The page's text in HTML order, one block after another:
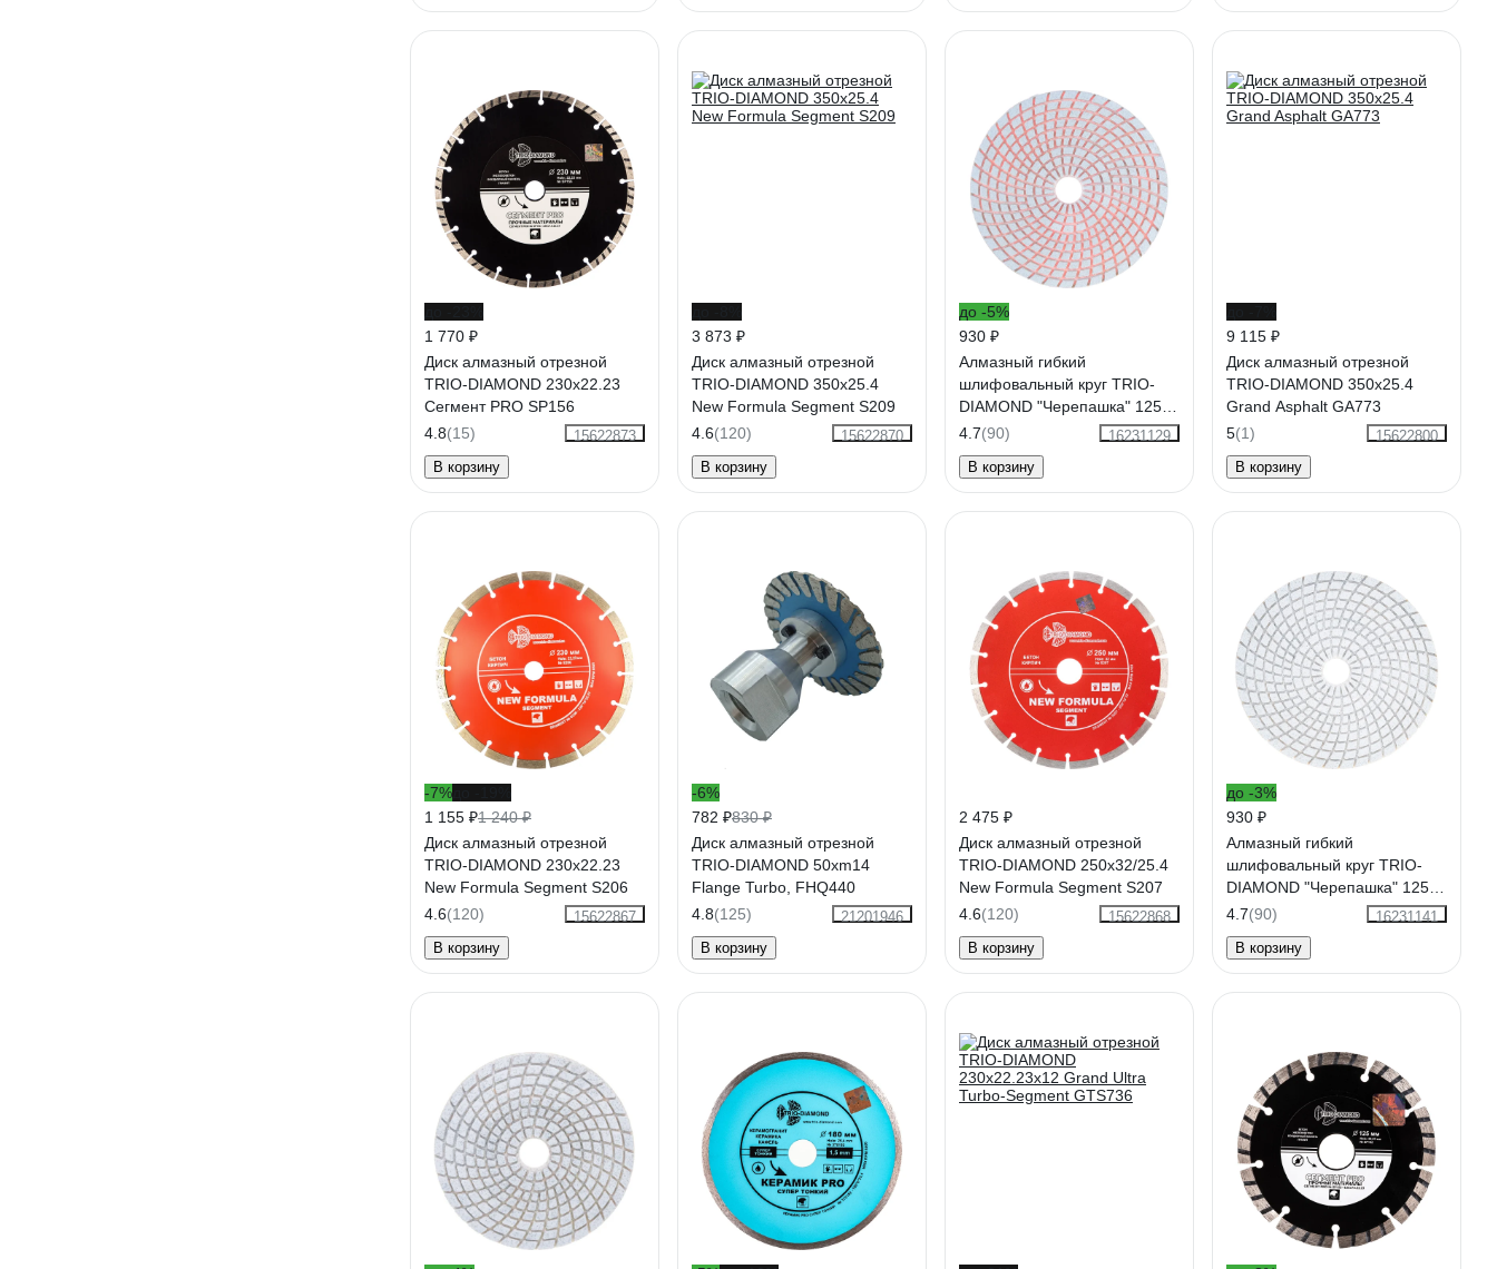
1 770 ₽
Диск алмазный отрезной
TRIO-DIAMOND 230x22.23
Сегмент PRO SP156
4.8(15)
15622873
В корзину
3 873 ₽
Диск алмазный отрезной
TRIO-DIAMOND 350x25.4
New Formula Segment S209
4.6(120)
15622870
В корзину
до -5%
930 ₽
Алмазный гибкий
шлифовальный круг TRIO-
DIAMOND "Черепашка" 125
мм № 100 350100
4.7(90)
16231129
В корзину
9 115 ₽
Диск алмазный отрезной
TRIO-DIAMOND 350x25.4
Grand Asphalt GA773
5(1)
15622800
В корзину
-7%
1 155 ₽1 240 ₽
Диск алмазный отрезной
TRIO-DIAMOND 230x22.23
New Formula Segment S206
4.6(120)
15622867
В корзину
-6%
782 ₽830 ₽
Диск алмазный отрезной
TRIO-DIAMOND 50xm14
Flange Turbo, FHQ440
4.8(125)
21201946
В корзину
2 475 ₽
Диск алмазный отрезной
TRIO-DIAMOND 250x32/25.4
New Formula Segment S207
4.6(120)
15622868
В корзину
до -3%
930 ₽
Алмазный гибкий
шлифовальный круг TRIO-
DIAMOND "Черепашка" 125
мм № 50 350050
4.7(90)
16231141
В корзину